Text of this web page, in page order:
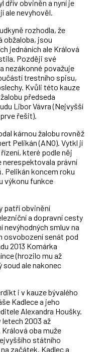
dřív obviněn a nyní je
ale nevyhověl.
rozhodla, že
obžaloba, jsou
jednáních ale Králová
Později své
nezákonné považuje
trestního spisu,
Kvůli této kauze
předseda
Libor Vávra (Nejvyšší
řešit).
kárnou žalobu rovněž
Pelikán (ANO). Vytkl jí
které podle něj
nerespektovala právní
Pelikán koncem roku
výkonu funkce
patří obvinění
a dopravní cesty
nevýhodných smluv na
osvobození senát pod
2013 Komárka
(hrozilo mu až
ale nakonec
i v kauze bývalého
Kadlece a jeho
Alexandra Houšky.
letech 2003 až
oba muže
státního
začátek. Kadlec a